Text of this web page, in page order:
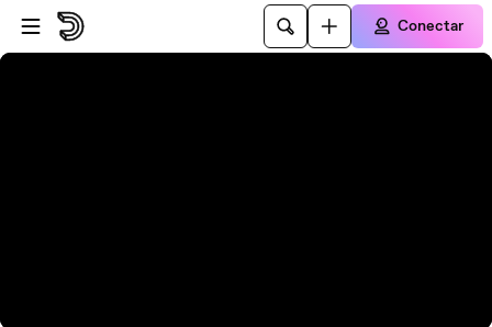
Pular para o player
Ir para o conteúdo principal
Conectar